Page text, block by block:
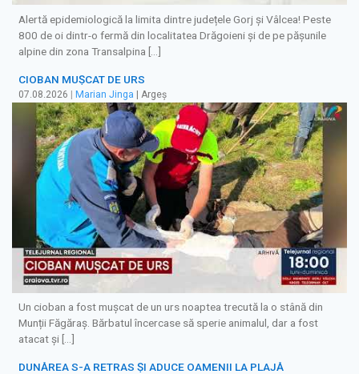
Alertă epidemiologică la limita dintre județele Gorj și Vâlcea! Peste
800 de oi dintr-o fermă din localitatea Drăgoieni și de pe pășunile
alpine din zona Transalpina […]
CIOBAN MUȘCAT DE URS
07.08.2026 | Marian Jinga | Argeș
Un cioban a fost mușcat de un urs noaptea trecută la o stână din
Munții Făgăraș. Bărbatul încercase să sperie animalul, dar a fost
atacat și […]
DUNĂREA S-A RETRAS ŞI ADUCE OAMENII LA PLAJĂ